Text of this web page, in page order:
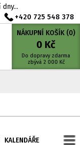
+420 725 548 378
NÁKUPNÍ KOŠÍK (0)
0 Kč
Do dopravy zdarma
zbývá 2 000 Kč
KALENDÁŘE